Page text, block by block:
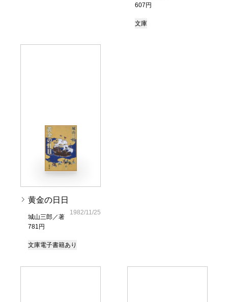
607円
文庫
黄金の日日
城山三郎／著
781円
1982/11/25
文庫電子書籍あり